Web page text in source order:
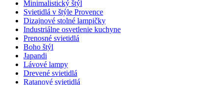
Minimalistický štýl
Svietidlá v štýle Provence
Dizajnové stolné lampičky
Industriálne osvetlenie kuchyne
Prenosné svietidlá
Boho štýl
Japandi
Lávové lampy
Drevené svietidlá
Ratanové svietidlá